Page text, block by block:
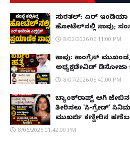
ಸುರತ್ಕಲ್: ಏರ್ ಇಂಡಿಯಾ
ಹೋಟೆಲ್‌ನಲ್ಲಿ ಸಾವು;
8/02/2026 06:11:00 PM
ಕಾಪು: ಕಾಂಗ್ರೆಸ್
ಅಧ್ಯಕ್ಷಡೇವಿಡ್ ಡಿಸೋಜಾ
8/07/2026 05:40:00 PM
ಬ್ಯಾಂಕ್‌ರಾಪ್ಟ್‌ ಆಗಿ
ತೀರಿಸಲು 'ಸಿ-ಗ್ರೇಡ್'
ಮುಖರ್ಜಿ ಕಣ್ಣೀರಿನ
8/06/2026 01:42:00 PM